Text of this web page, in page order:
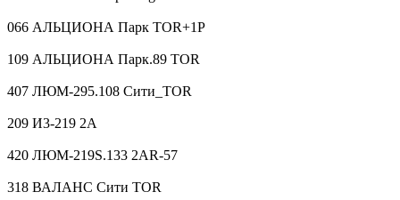
066 АЛЬЦИОНА Парк TOR+1P
109 АЛЬЦИОНА Парк.89 TOR
407 ЛЮМ-295.108 Сити_TOR
209 И3-219 2A
420 ЛЮМ-219S.133 2AR-57
318 ВАЛАНС Сити TOR